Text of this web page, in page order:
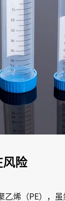
风险
乙烯（PE），